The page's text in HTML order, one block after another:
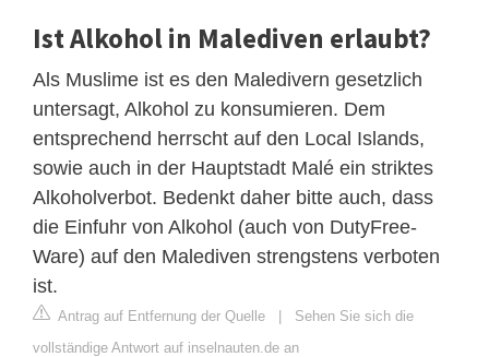
Ist Alkohol in Malediven erlaubt?
Als Muslime ist es den Maledivern gesetzlich
untersagt, Alkohol zu konsumieren. Dem
entsprechend herrscht auf den Local Islands,
sowie auch in der Hauptstadt Malé ein striktes
Alkoholverbot. Bedenkt daher bitte auch, dass
die Einfuhr von Alkohol (auch von DutyFree-
Ware) auf den Malediven strengstens verboten
ist.
Antrag auf Entfernung der Quelle | Sehen Sie sich die
vollständige Antwort auf inselnauten.de an